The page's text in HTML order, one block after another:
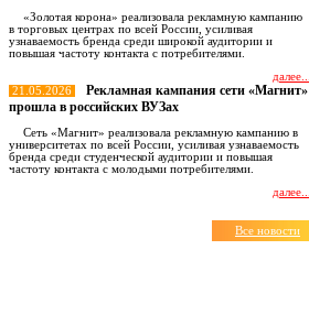
«Золотая корона» реализовала рекламную кампанию
в торговых центрах по всей России, усиливая
узнаваемость бренда среди широкой аудитории и
повышая частоту контакта с потребителями.
далее...
21.05.2026
Рекламная кампания сети «Магнит»
прошла в российских ВУЗах
Сеть «Магнит» реализовала рекламную кампанию в
университетах по всей России, усиливая узнаваемость
бренда среди студенческой аудитории и повышая
частоту контакта с молодыми потребителями.
далее...
Все новости